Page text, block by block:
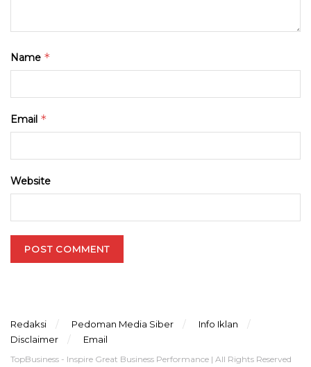
Name *
Email *
Website
Redaksi Pedoman Media Siber
Info Iklan
Disclaimer
Email
TopBusiness - Inspire Great Business Performance | All Rights Reserved